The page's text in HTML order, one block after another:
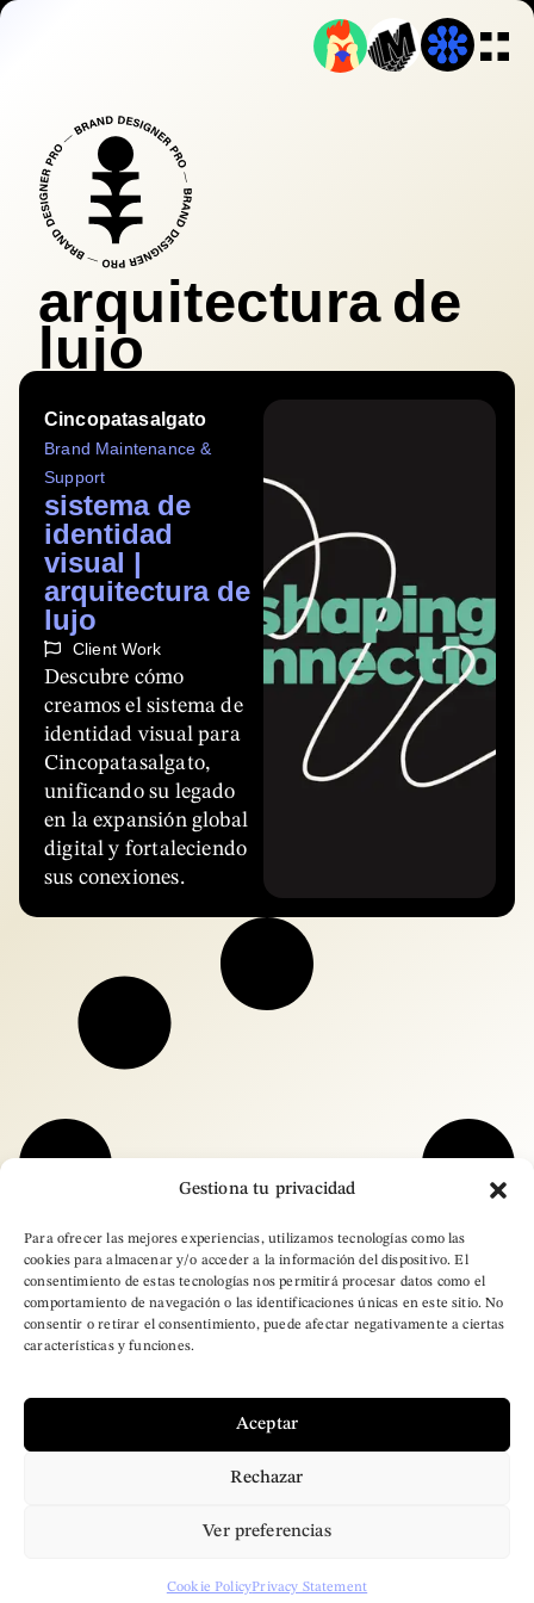
Gestiona tu privacidad
Para ofrecer las mejores experiencias, utilizamos tecnologías como las
cookies para almacenar y/o acceder a la información del dispositivo. El
consentimiento de estas tecnologías nos permitirá procesar datos como el
comportamiento de navegación o las identificaciones únicas en este sitio. No
consentir o retirar el consentimiento, puede afectar negativamente a ciertas
características y funciones.
Aceptar
Rechazar
Ver preferencias
Cookie PolicyPrivacy Statement
arquitectura de
lujo
Cincopatasalgato
Brand Maintenance &
Support
sistema de
identidad
visual |
arquitectura de
lujo
Client Work
Descubre cómo
creamos el sistema de
identidad visual para
Cincopatasalgato,
unificando su legado
en la expansión global
digital y fortaleciendo
sus conexiones.
Brand Designer Pro.